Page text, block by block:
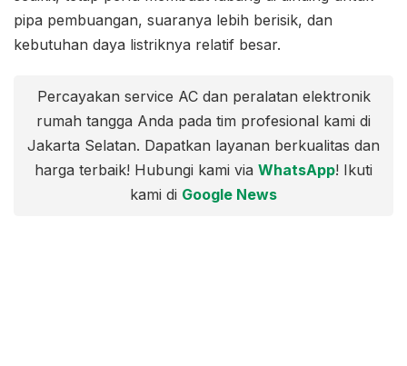
pipa pembuangan, suaranya lebih berisik, dan
kebutuhan daya listriknya relatif besar.
Percayakan service AC dan peralatan elektronik
rumah tangga Anda pada tim profesional kami di
Jakarta Selatan. Dapatkan layanan berkualitas dan
harga terbaik! Hubungi kami via WhatsApp! Ikuti
kami di Google News